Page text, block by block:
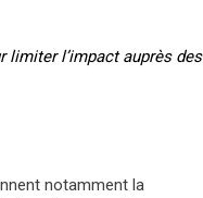
limiter l’impact auprès des
notamment la